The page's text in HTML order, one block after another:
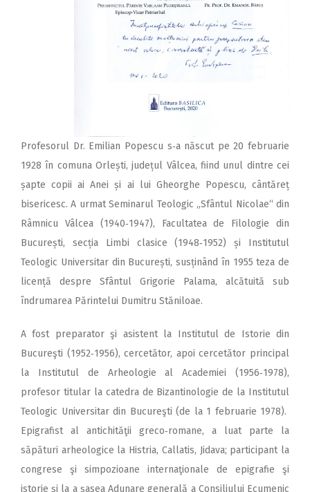
Profesorul Dr. Emilian Popescu s‑a născut pe 20 februarie
1928 în comuna Orlești, județul Vâlcea, fiind unul dintre cei
șapte copii ai Anei și ai lui Gheorghe Popescu, cântăreț
bisericesc. A urmat Seminarul Teologic „Sfântul Nicolae“ din
Râmnicu Vâlcea (1940‑1947), Facultatea de Filologie din
București, secția Limbi clasice (1948‑1952) și Institutul
Teologic Universitar din București, susținând în 1955 teza de
licență despre Sfântul Grigorie Palama, alcătuită sub
îndrumarea Părintelui Dumitru Stăniloae.
A fost preparator şi asistent la Institutul de Istorie din
Bucureşti (1952‑1956), cercetător, apoi cercetător principal
la Institutul de Arheologie al Academiei (1956‑1978),
profesor titular la catedra de Bizantinologie de la Institutul
Teologic Universitar din Bucureşti (de la 1 februarie 1978).
Epigrafist al antichităţii greco‑romane, a luat parte la
săpături arheologice la Histria, Callatis, Jidava; participant la
congrese şi simpozioane internaţionale de epigrafie şi
istorie şi la a șasea Adunare generală a Consiliului Ecumenic